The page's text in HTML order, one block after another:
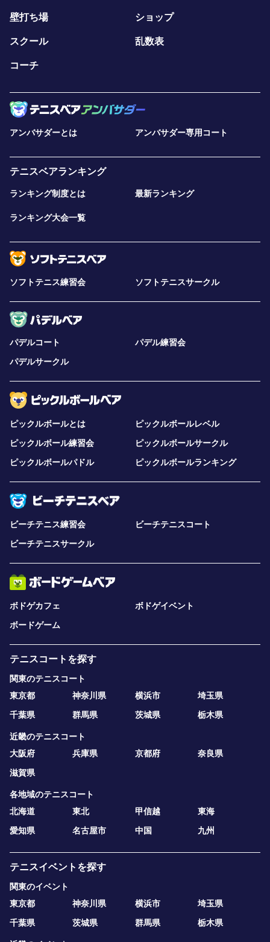
壁打ち場 ショップ
スクール 乱数表
コーチ
アンバサダーとは アンバサダー専用コート
テニスベアランキング
ランキング制度とは 最新ランキング
ランキング大会一覧
ソフトテニス練習会 ソフトテニスサークル
パデルコート
パデル練習会
パデルサークル
ピックルボールとは
ピックルボールレベル
ピックルボール練習会
ピックルボールサークル
ピックルボールパドル
ピックルボールランキング
ビーチテニス練習会
ビーチテニスコート
ビーチテニスサークル
ボドゲカフェ
ボドゲイベント
ボードゲーム
テニスコートを探す
関東のテニスコート
東京都
神奈川県 横浜市
埼玉県
千葉県
群馬県 茨城県 栃木県
近畿のテニスコート
大阪府
兵庫県 京都府
奈良県
滋賀県
各地域のテニスコート
北海道
東北 甲信越
東海
愛知県
名古屋市 中国 九州
テニスイベントを探す
関東のイベント
東京都
神奈川県 横浜市
埼玉県
千葉県
茨城県 群馬県 栃木県